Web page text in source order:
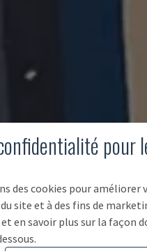
pour
des cookies pour améliorer
site et à des fins de
en savoir plus sur la façon